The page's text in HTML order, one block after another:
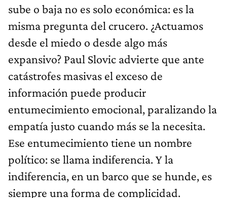
sube o baja no es solo económica: es la
misma pregunta del crucero. ¿Actuamos
desde el miedo o desde algo más
expansivo? Paul Slovic advierte que ante
catástrofes masivas el exceso de
información puede producir
entumecimiento emocional, paralizando la
empatía justo cuando más se la necesita.
Ese entumecimiento tiene un nombre
político: se llama indiferencia. Y la
indiferencia, en un barco que se hunde, es
siempre una forma de complicidad.